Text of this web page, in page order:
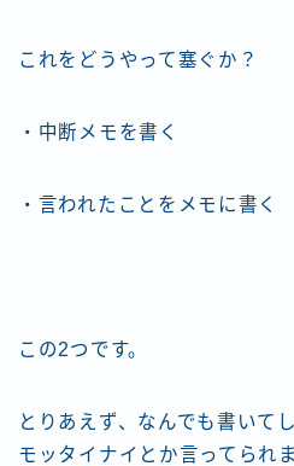
これをどうやって塞ぐか？
・中断メモを書く
・言われたことをメモに書く
この2つです。
とりあえず、なんでも書いて
モッタイナイとか言ってられ